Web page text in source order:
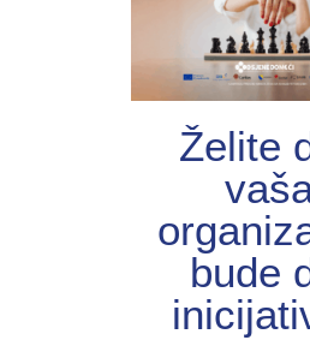
Želite
bude